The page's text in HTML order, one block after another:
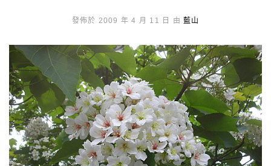
發佈於 2009 年 4 月 11 日 由 藍山